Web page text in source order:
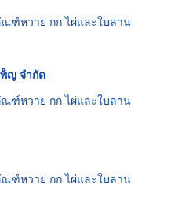
ฑ์หวาย กก ไผ่และใบลาน
ญ จำกัด
ฑ์หวาย กก ไผ่และใบลาน
ฑ์หวาย กก ไผ่และใบลาน